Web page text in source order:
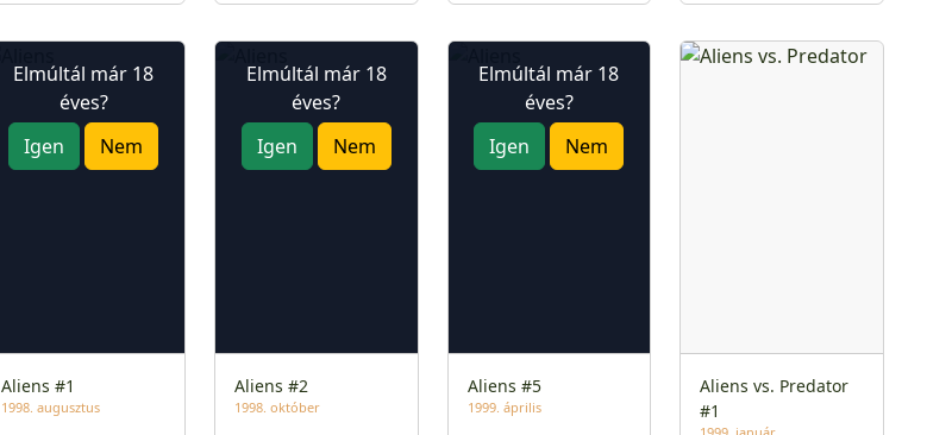
Elmúltál már 18
éves?
Igen
Nem
Aliens #1
1998. augusztus
Elmúltál már 18
éves?
Igen
Nem
Aliens #2
1998. október
Elmúltál már 18
éves?
Igen
Nem
Aliens #5
1999. április
Aliens vs. Predator
#1